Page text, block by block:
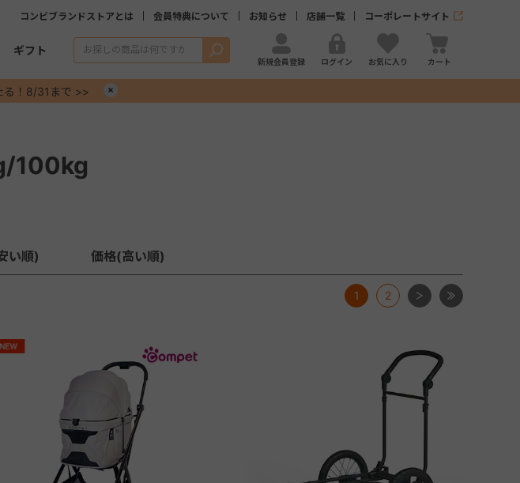
コンビブランドストアとは 会員特典について お知らせ 店舗一覧 コーポレートサイト
ギフト 検索
新規会員登録 ログイン お気に入り カート
る！8/31まで >>
100kg
い順) 価格(高い順)
1 2 次 最後